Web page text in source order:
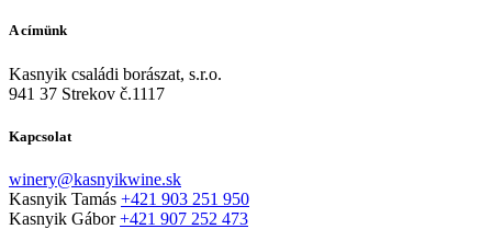
A címünk
Kasnyik családi borászat, s.r.o.
941 37 Strekov č.1117
Kapcsolat
winery@kasnyikwine.sk
Kasnyik Tamás +421 903 251 950
Kasnyik Gábor+421 907 252 473